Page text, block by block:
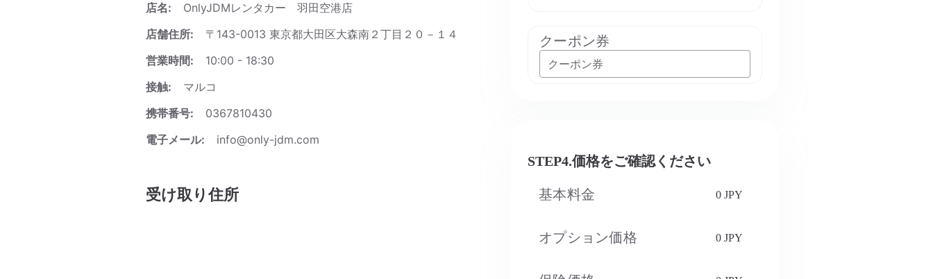
店名:
OnlyJDMレンタカー 羽田空港店
店舗住所:
〒143-0013 東京都大田区大森南２丁目２０－１４
営業時間:
10:00 - 18:30
接触:
マルコ
携帯番号:
0367810430
電子メール:
info@only-jdm.com
受け取り住所
クーポン券
クーポン券
STEP4.価格をご確認ください
基本料金 0 JPY
オプション価格 0 JPY